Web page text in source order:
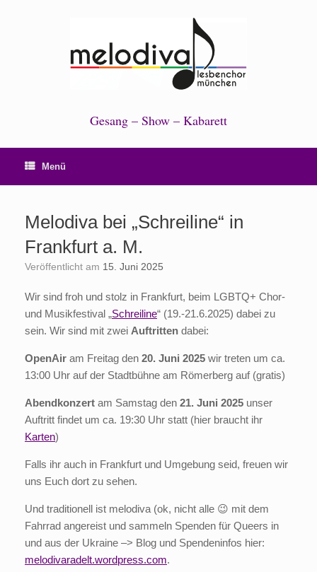
Gesang – Show – Kabarett
Menü
Melodiva bei „Schreiline“ in
Frankfurt a. M.
Veröffentlicht am 15. Juni 2025
Wir sind froh und stolz in Frankfurt, beim LGBTQ+ Chor-
und Musikfestival „Schreiline“ (19.-21.6.2025) dabei zu
sein. Wir sind mit zwei Auftritten dabei:
OpenAir am Freitag den 20. Juni 2025 wir treten um ca.
13:00 Uhr auf der Stadtbühne am Römerberg auf (gratis)
Abendkonzert am Samstag den 21. Juni 2025 unser
Auftritt findet um ca. 19:30 Uhr statt (hier braucht ihr
Karten)
Falls ihr auch in Frankfurt und Umgebung seid, freuen wir
uns Euch dort zu sehen.
Und traditionell ist melodiva (ok, nicht alle 😉 mit dem
Fahrrad angereist und sammeln Spenden für Queers in
und aus der Ukraine –> Blog und Spendeninfos hier:
melodivaradelt.wordpress.com.